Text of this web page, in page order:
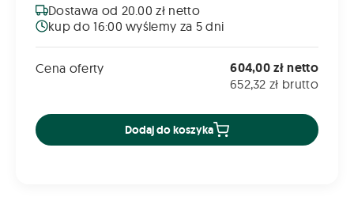
Dostawa od 20.00 zł netto
kup do 16:00 wyślemy za 5 dni
Cena oferty 604,00 zł netto
652,32 zł brutto
Dodaj do koszyka